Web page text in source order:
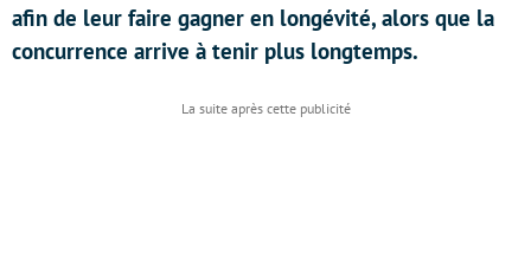
afin de leur faire gagner en longévité, alors que la
concurrence arrive à tenir plus longtemps.